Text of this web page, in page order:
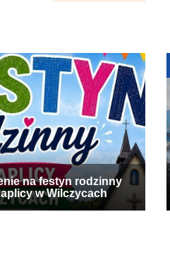
na festyn rodzinny
w Wilczycach